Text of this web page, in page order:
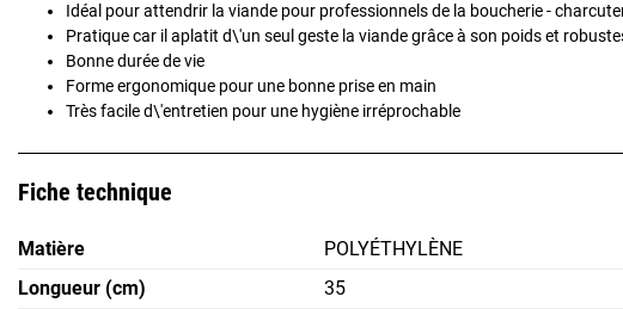
Idéal pour attendrir la viande pour professionnels de la boucherie -
Pratique car il aplatit d\'un seul geste la viande grâce à son poids et
Bonne durée de vie
Forme ergonomique pour une bonne prise en main
Très facile d\'entretien pour une hygiène irréprochable
Fiche technique
Matière
POLYÉTHYLÈNE
Longueur (cm)
35